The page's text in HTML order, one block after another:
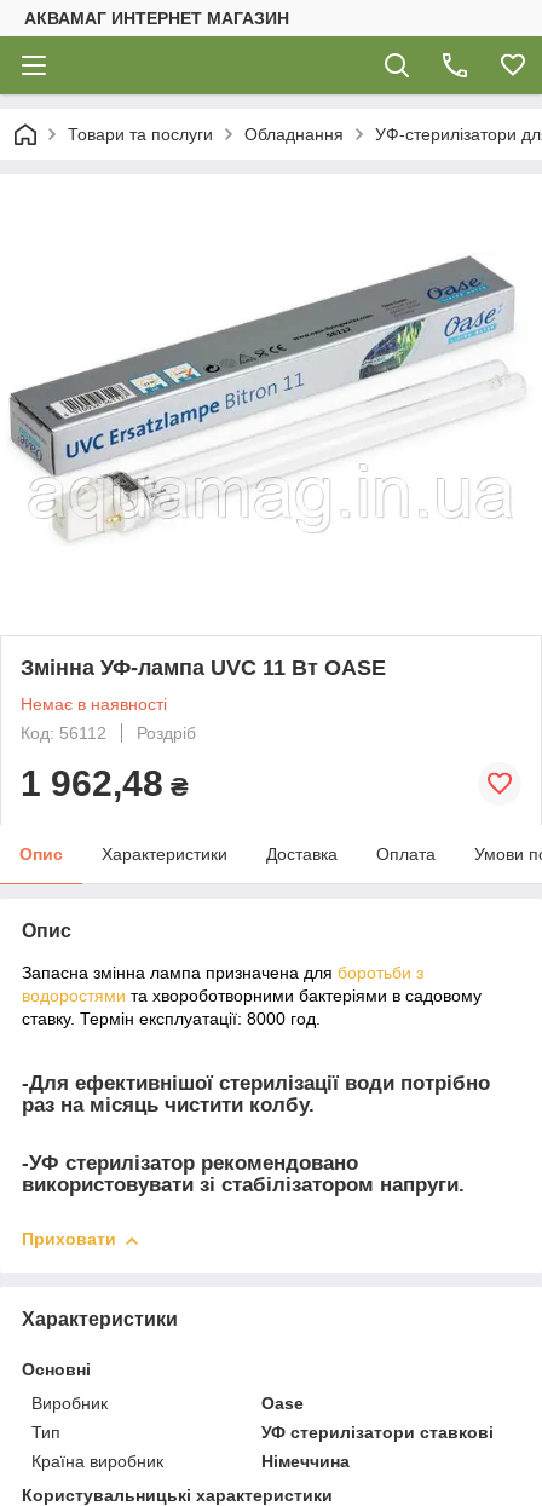
АКВАМАГ ИНТЕРНЕТ МАГАЗИН
Товари та послуги Обладнання УФ-стерилізатори
Змінна УФ-лампа UVC 11 Вт OASE
Немає в наявності
Код: 56112
Роздріб
1 962,48 ₴
Опис Характеристики Доставка Оплата Умови
Опис
Запасна змінна лампа призначена для боротьби з
водоростями та хвороботворними бактеріями в садовому
ставку. Термін експлуатації: 8000 год.
-Для ефективнішої стерилізації води потрібно
раз на місяць чистити колбу.
-УФ стерилізатор рекомендовано
використовувати зі стабілізатором напруги.
Приховати
Характеристики
Основні
Виробник
Oase
Тип
УФ стерилізатори ставкові
Країна виробник
Німеччина
Користувальницькі характеристики